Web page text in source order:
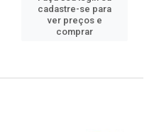
cadastre-se para
ver preços e
comprar